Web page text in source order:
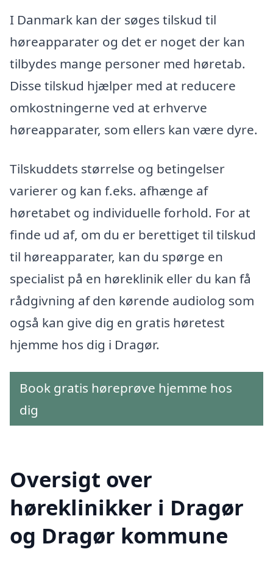
I Danmark kan der søges tilskud til
høreapparater og det er noget der kan
tilbydes mange personer med høretab.
Disse tilskud hjælper med at reducere
omkostningerne ved at erhverve
høreapparater, som ellers kan være dyre.
Tilskuddets størrelse og betingelser
varierer og kan f.eks. afhænge af
høretabet og individuelle forhold. For at
finde ud af, om du er berettiget til tilskud
til høreapparater, kan du spørge en
specialist på en høreklinik eller du kan få
rådgivning af den kørende audiolog som
også kan give dig en gratis høretest
hjemme hos dig i Dragør.
Book gratis høreprøve hjemme hos
dig
Oversigt over
høreklinikker i Dragør
og Dragør kommune